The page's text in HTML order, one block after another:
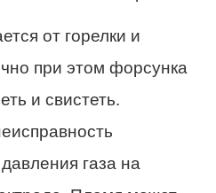
от горелки и
при этом форсунка
и свистеть.
газа на